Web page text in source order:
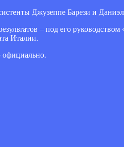
Джузеппе Барези и
– под его
Италии.
официально.